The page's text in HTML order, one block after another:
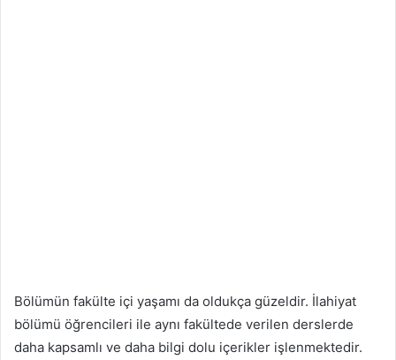
Bölümün fakülte içi yaşamı da oldukça güzeldir. İlahiyat
bölümü öğrencileri ile aynı fakültede verilen derslerde
daha kapsamlı ve daha bilgi dolu içerikler işlenmektedir.